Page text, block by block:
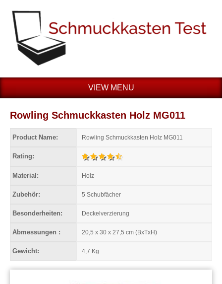
VIEW MENU
Rowling Schmuckkasten Holz MG011
Product Name: Rowling Schmuckkasten Holz MG011
Rating:
Material: Holz
Zubehör: 5 Schubfächer
Besonderheiten: Deckelverzierung
Abmessungen : 20,5 x 30 x 27,5 cm (BxTxH)
Gewicht: 4,7 Kg